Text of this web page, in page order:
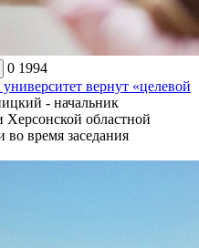
0 1994
вернут «целевой
- начальник
Херсонской областной
во время заседания